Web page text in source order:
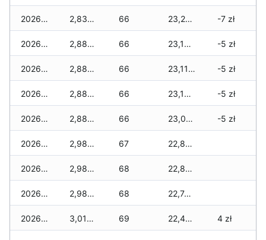
2026-05-21 2,835 zł 66 23,230 zł -7 zł
2026-05-20 2,885 zł 66 23,180 zł -5 zł
2026-05-19 2,885 zł 66 23,110 zł -5 zł
2026-05-18 2,885 zł 66 23,100 zł -5 zł
2026-05-17 2,885 zł 66 23,025 zł -5 zł
2026-05-16 2,985 zł 67 22,890 zł
2026-05-15 2,985 zł 68 22,890 zł
2026-05-14 2,985 zł 68 22,740 zł
2026-05-13 3,010 zł 69 22,440 zł 4 zł